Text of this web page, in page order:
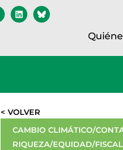
< VOLVER
CAMBIO CLIMÁTICO/
RIQUEZA/EQUIDAD/